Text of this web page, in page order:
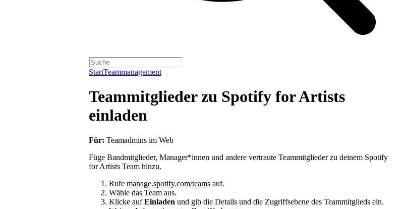
StartTeammanagement
Teammitglieder zu Spotify for Artists
einladen
Für: Teamadmins im Web
Füge Bandmitglieder, Manager*innen und andere vertraute Teammitglieder zu deinem Spotify
for Artists Team hinzu.
Rufe manage.spotify.com/teams auf.
Wähle das Team aus.
Klicke aufEinladen und gib die Details und die Zugriffsebene des Teammitglieds ein.